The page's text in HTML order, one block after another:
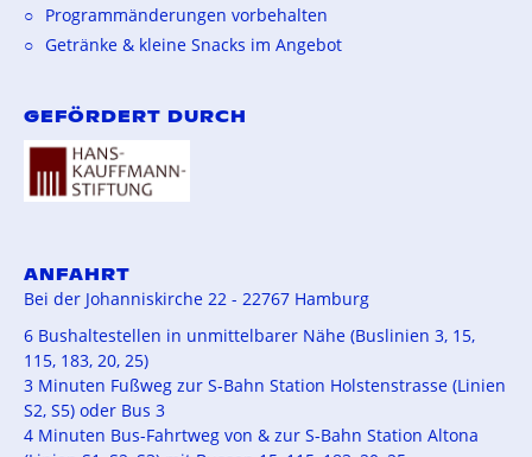
Programmänderungen vorbehalten
Getränke & kleine Snacks im Angebot
GEFÖRDERT DURCH
ANFAHRT
Bei der Johanniskirche 22 - 22767 Hamburg
6 Bushaltestellen in unmittelbarer Nähe (Buslinien 3, 15,
115, 183, 20, 25)
3 Minuten Fußweg zur S-Bahn Station Holstenstrasse (Linien
S2, S5) oder Bus 3
4 Minuten Bus-Fahrtweg von & zur S-Bahn Station Altona